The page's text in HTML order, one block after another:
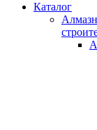
Каталог